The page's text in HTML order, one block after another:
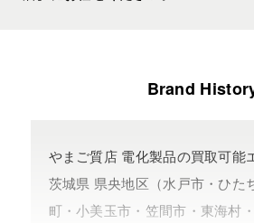
Brand
やまご質店 電化製品の買取可能
茨城県 県央地区（水戸市・ひた
町・小美玉市・笠間市・東海村